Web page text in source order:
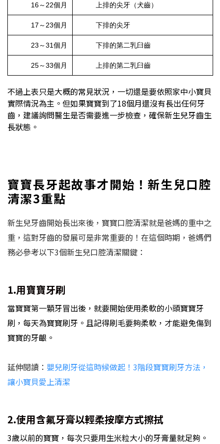
16～22個月 上排的尖牙（犬齒）
17～23個月 下排的尖牙
23～31個月 下排的第二乳臼齒
25～33個月 上排的第二乳臼齒
不過上表只是大概的常見狀況，一切還是要依照家中小寶貝
實際情況為主。但如果寶寶到了18個月還沒有長出任何牙
齒，建議詢問醫生是否需要進一步檢查，確保新生兒牙齒生
長狀態。
寶寶長牙起故事才開始！新生兒口腔
清潔3重點
新生兒牙齒開始長出來後，寶寶口腔清潔就是爸媽的重中之
重，這對牙齒的發展可是非常重要的！在這個時期，爸媽們
務必參考以下3個新生兒口腔清潔關鍵：
1.用寶寶牙刷
當寶寶第一顆牙冒出後，就要開始使用柔軟的小頭寶寶牙
刷，每天為寶寶刷牙。且記得刷毛要夠柔軟，才能避免傷到
寶寶的牙齦。
延伸閱讀： 嬰兒刷牙從這時候做起！3階段寶寶刷牙方法，
讓小寶貝愛上清潔
2.使用含氟牙膏以輕柔按摩方式擦拭
3歲以前的寶寶，每次只要用生米粒大小的牙膏量就足夠。